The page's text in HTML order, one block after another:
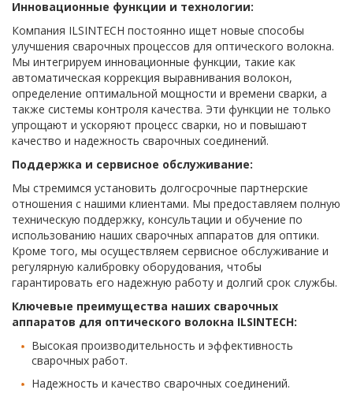
Инновационные функции и технологии:
Компания ILSINTECH постоянно ищет новые способы
улучшения сварочных процессов для оптического волокна.
Мы интегрируем инновационные функции, такие как
автоматическая коррекция выравнивания волокон,
определение оптимальной мощности и времени сварки, а
также системы контроля качества. Эти функции не только
упрощают и ускоряют процесс сварки, но и повышают
качество и надежность сварочных соединений.
Поддержка и сервисное обслуживание:
Мы стремимся установить долгосрочные партнерские
отношения с нашими клиентами. Мы предоставляем полную
техническую поддержку, консультации и обучение по
использованию наших сварочных аппаратов для оптики.
Кроме того, мы осуществляем сервисное обслуживание и
регулярную калибровку оборудования, чтобы
гарантировать его надежную работу и долгий срок службы.
Ключевые преимущества наших сварочных
аппаратов для оптического волокна ILSINTECH:
Высокая производительность и эффективность
сварочных работ.
Надежность и качество сварочных соединений.